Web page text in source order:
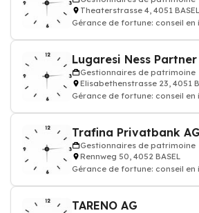
Theaterstrasse 4, 4051 BASEL
Gérance de fortune: conseil
Lugaresi Ness Partner
Gestionnaires de patrimoine
Elisabethenstrasse 23, 4051
Gérance de fortune: conseil
Trafina Privatbank AG
Gestionnaires de patrimoine
Rennweg 50, 4052 BASEL
Gérance de fortune: conseil
TARENO AG